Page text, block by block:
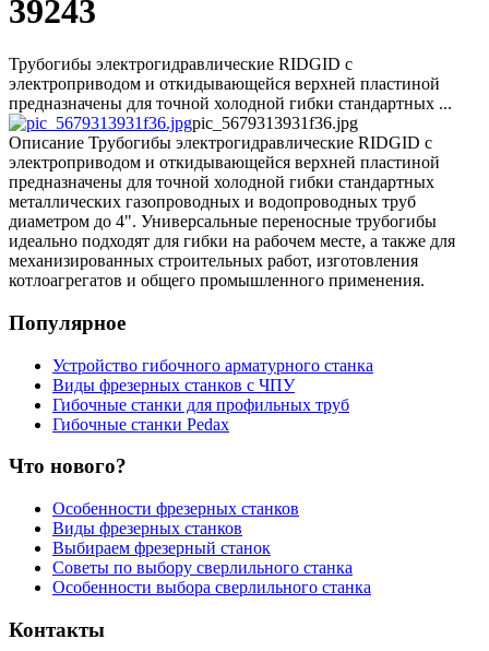
39243
Трубогибы электрогидравлические RIDGID с
электроприводом и откидывающейся верхней пластиной
предназначены для точной холодной гибки стандартных ...
pic_5679313931f36.jpg
Описание Трубогибы электрогидравлические RIDGID с
электроприводом и откидывающейся верхней пластиной
предназначены для точной холодной гибки стандартных
металлических газопроводных и водопроводных труб
диаметром до 4". Универсальные переносные трубогибы
идеально подходят для гибки на рабочем месте, а также для
механизированных строительных работ, изготовления
котлоагрегатов и общего промышленного применения.
Популярное
Устройство гибочного арматурного станка
Виды фрезерных станков с ЧПУ
Гибочные станки для профильных труб
Гибочные станки Pedax
Что нового?
Особенности фрезерных станков
Виды фрезерных станков
Выбираем фрезерный станок
Советы по выбору сверлильного станка
Особенности выбора сверлильного станка
Контакты